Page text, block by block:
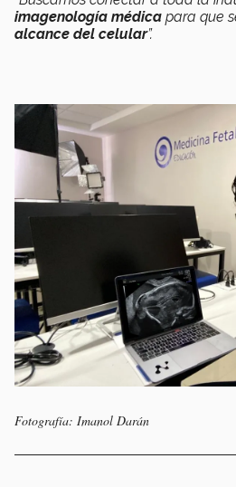
imagenología médica para que
alcance del celular”.
Fotografía: Imanol Darán